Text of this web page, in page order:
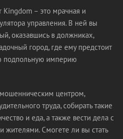
– это мрачная и
управления. В ней вы
оказавшись в должниках,
город, где ему предстоит
подпольную империю
центром,
труда, собирать такие
и еда, а также вести дела с
Смогете ли вы стать